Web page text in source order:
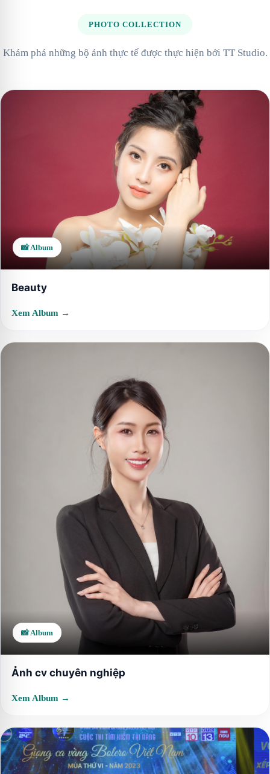
PHOTO COLLECTION
Khám phá những bộ ảnh thực tế được thực hiện bởi TT Studio.
📸 Album
Beauty
Xem Album →
📸 Album
Ảnh cv chuyên nghiệp
Xem Album →